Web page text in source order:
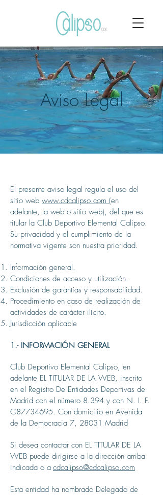
Aviso Legal
El presente aviso legal regula el uso del
sitio web www.cdcalipso.com (en
adelante, la web o sitio web), del que es
titular la Club Deportivo Elemental Calipso.
Su privacidad y el cumplimiento de la
normativa vigente son nuestra prioridad.
Información general.
Condiciones de acceso y utilización.
Exclusión de garantías y responsabilidad.
Procedimiento en caso de realización de
actividades de carácter ilícito.
Jurisdicción aplicable
1.- INFORMACIÓN GENERAL
Club Deportivo Elemental Calipso, en
adelante EL TITULAR DE LA WEB, inscrito
en el Registro De Entidades Deportivas de
Madrid con el número 8.394 y con N. I. F.
G87734695. Con domicilio en Avenida
de la Democracia 7, 28031 Madrid
Si desea contactar con EL TITULAR DE LA
WEB puede dirigirse a la dirección arriba
indicada o a cdcalipso@cdcalipso.com
Esta entidad ha nombrado Delegado de